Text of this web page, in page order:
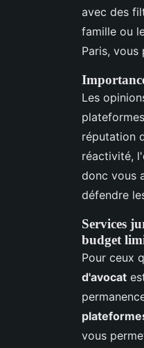
avec des
famille ou
Paris,
Les
réputation
réactivité,
donc vous
défendre
Services
budget
Pour ceux
d'avocat
vous